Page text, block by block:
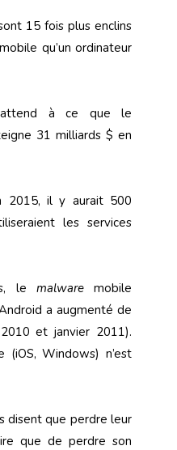
15 fois plus enclins
qu’un ordinateur
à ce que le
31 milliards $ en
2015, il y aurait 500
les services
le malwaremobile
a augmenté de
et janvier 2011).
(iOS, Windows) n’est
disent que perdre leur
que de perdre son